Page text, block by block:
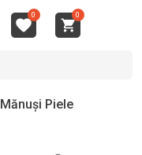
0 0
Mănuși Piele